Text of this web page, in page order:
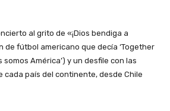
al grito de «¡Dios bendiga a
de fútbol americano que decía ‘Together
somos América’) y un desfile con las
cada país del continente, desde Chile